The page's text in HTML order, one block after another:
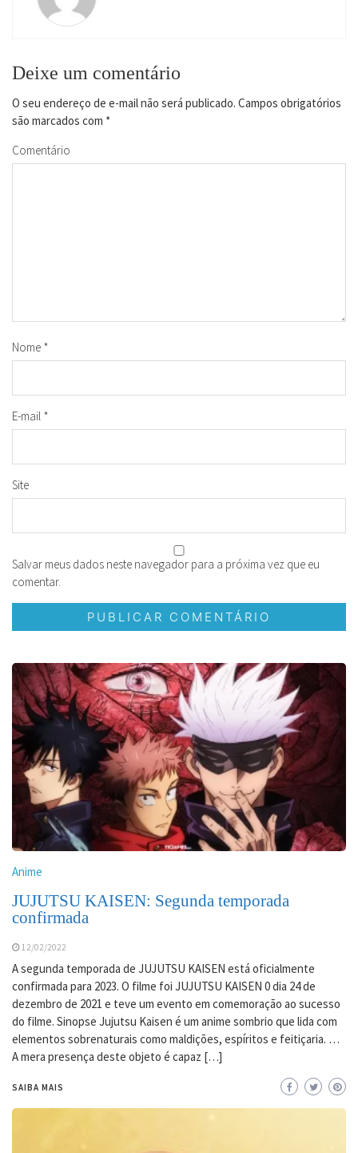
Deixe um comentário
O seu endereço de e-mail não será publicado. Campos obrigatórios
são marcados com *
Comentário
Nome *
E-mail *
Site
Salvar meus dados neste navegador para a próxima vez que eu
comentar.
Anime
JUJUTSU KAISEN: Segunda temporada
confirmada
12/02/2022
A segunda temporada de JUJUTSU KAISEN está oficialmente
confirmada para 2023. O filme foi JUJUTSU KAISEN 0 dia 24 de
dezembro de 2021 e teve um evento em comemoração ao sucesso
do filme. Sinopse Jujutsu Kaisen é um anime sombrio que lida com
elementos sobrenaturais como maldições, espíritos e feitiçaria. …
A mera presença deste objeto é capaz […]
SAIBA MAIS